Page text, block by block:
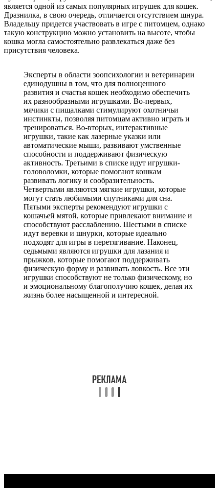
является одной из самых популярных игрушек для кошек.
Дразнилка, в свою очередь, отличается отсутствием шнура.
Владельцу придется участвовать в игре с питомцем, однако
такую конструкцию можно установить на высоте, чтобы
кошка могла самостоятельно развлекаться даже без
присутствия человека.
Эксперты в области зоопсихологии и ветеринарии
единодушны в том, что для полноценного
развития и счастья кошек необходимо обеспечить
их разнообразными игрушками. Во-первых,
мячики с пищалками стимулируют охотничьи
инстинкты, позволяя питомцам активно играть и
тренироваться. Во-вторых, интерактивные
игрушки, такие как лазерные указки или
автоматические мыши, развивают умственные
способности и поддерживают физическую
активность. Третьими в списке идут игрушки-
головоломки, которые помогают кошкам
развивать логику и сообразительность.
Четвертыми являются мягкие игрушки, которые
могут стать любимыми спутниками для сна.
Пятыми эксперты рекомендуют игрушки с
кошачьей мятой, которые привлекают внимание и
способствуют расслаблению. Шестыми в списке
идут веревки и шнурки, которые идеально
подходят для игры в перетягивание. Наконец,
седьмыми являются игрушки для лазания и
прыжков, которые помогают поддерживать
физическую форму и развивать ловкость. Все эти
игрушки способствуют не только физическому, но
и эмоциональному благополучию кошек, делая их
жизнь более насыщенной и интересной.